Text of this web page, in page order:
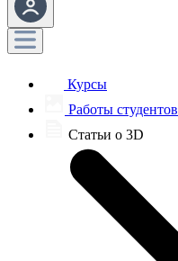
Курсы
Работы студентов
Статьи о 3D